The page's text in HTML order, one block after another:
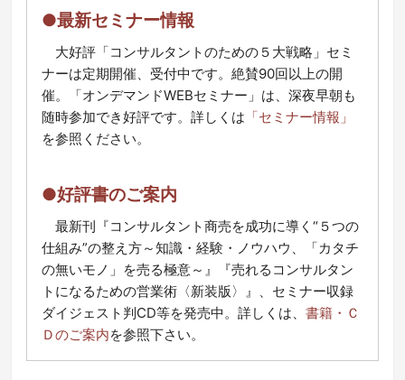
●最新セミナー情報
大好評「コンサルタントのための５大戦略」セミ
ナーは定期開催、受付中です。絶賛90回以上の開
催。「オンデマンドWEBセミナー」は、深夜早朝も
随時参加でき好評です。詳しくは 「セミナー情報」
を参照ください。
●好評書のご案内
最新刊『コンサルタント商売を成功に導く“５つの
仕組み”の整え方～知識・経験・ノウハウ、「カタチ
の無いモノ」を売る極意～』『売れるコンサルタン
トになるための営業術〈新装版〉』、セミナー収録
ダイジェスト判CD等を発売中。詳しくは、書籍・Ｃ
Ｄのご案内を参照下さい。